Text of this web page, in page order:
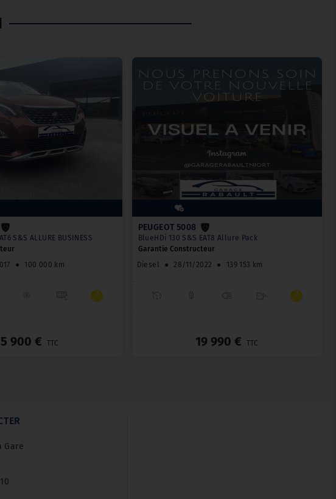
S&S ALLURE BUSINESS
● 100 000 km
900 € TTC
PEUGEOT 5008
BlueHDi 130 S&S EAT8 Allure Pack
Garantie Constructeur
Diesel
● 28/11/2022 ● 139 153 km
19 990 € TTC
Gare